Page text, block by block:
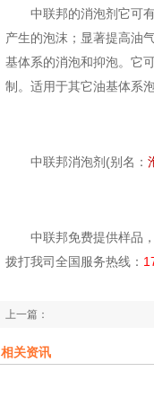
中联邦的消泡剂它可有
产生的泡沫；显著提高油
基体系的消泡和抑泡。它
制。适用于其它油基体系
中联邦消泡剂(别名：
中联邦免费提供样品，
拨打我司全国服务热线：
上一篇：
下一篇：
相关资讯